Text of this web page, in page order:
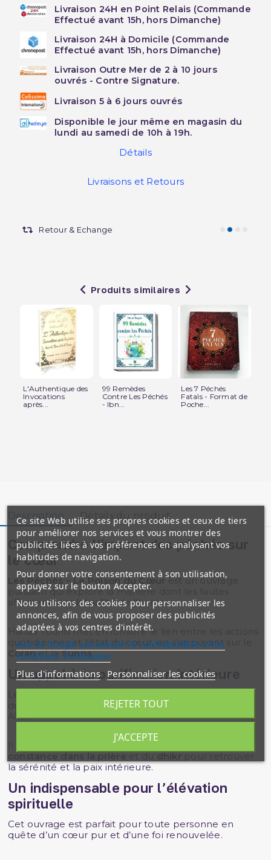
Livraison 24H en Point Relais (Commande
Effectué avant 15h, hors Dimanche)
Livraison 24H à Domicile (Commande
Effectué avant 15h, hors Dimanche)
Livraison Outre Mer de 2 à 10 jours
ouvrés - Contre Signature.
Livraison 5 à 6 jours ouvrés
Disponible le jour même en magasin du
lundi au samedi de 10h à 19h.
Détails
Livraisons et Retours
Retour & Echange
Produits similaires
L'Authentique des
Invocations
après...
99 Remèdes
Contre Les Péchés
- Ibn...
Les 7 Péchés
Fatals - Format de
Poche...
Description Détails du produit
Comprendre l’impact des péchés sur
le cœur
Les Péchés – Le Poison du Cœurest un ouvrage
puissant qui explore la manière dont les fautes
affectent laspiritualitéde l’homme.
Haifaa Younis met en lumière le lien entre les actions
quotidiennes et l’état du cœur, en s’appuyant sur le
Coranet laSunna.
Un appel à la purification intérieure
débarrasser des habitudes nuisibles et revenir vers
Allah.
Il insiste sur l’importance de la
la sérénité et la paix intérieure.
Un indispensable pour l’élévation
spirituelle
Cet ouvrage est parfait pour toute personne en
quête d’un cœur pur et d’une foi renouvelée.
Ce site Web utilise ses propres cookies et ceux de tiers
pour améliorer nos services et vous montrer des
publicités liées à vos préférences en analysant vos
habitudes de navigation.
Pour donner votre consentement à son utilisation,
appuyez sur le bouton Accepter.
Nous utilisons des cookies pour personnaliser les
annonces, afin de vous proposer des publicités
adaptées à vos centres d'intérêt.
site de Google concernant la confidentialité et les
conditions d'utilisation
Plus d'informations Personnaliser les cookies
REJETER TOUT
J'ACCEPTE